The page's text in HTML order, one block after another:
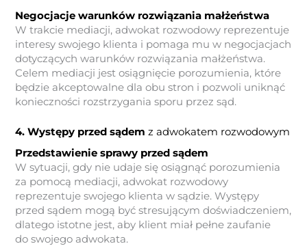
Negocjacje warunków rozwiązania małżeństwa
W trakcie mediacji, adwokat rozwodowy reprezentuje
interesy swojego klienta i pomaga mu w negocjacjach
dotyczących warunków rozwiązania małżeństwa.
Celem mediacji jest osiągnięcie porozumienia, które
będzie akceptowalne dla obu stron i pozwoli uniknąć
konieczności rozstrzygania sporu przez sąd.
4. Występy przed sądem z adwokatem rozwodowym
Przedstawienie sprawy przed sądem
W sytuacji, gdy nie udaje się osiągnąć porozumienia
za pomocą mediacji, adwokat rozwodowy
reprezentuje swojego klienta w sądzie. Występy
przed sądem mogą być stresującym doświadczeniem,
dlatego istotne jest, aby klient miał pełne zaufanie
do swojego adwokata.